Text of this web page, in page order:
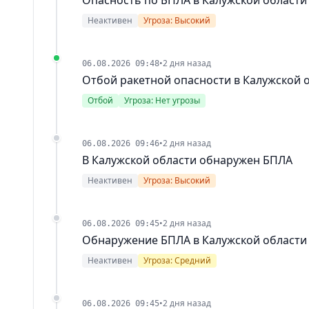
Неактивен Угроза: Высокий
06.08.2026 09:48•2 дня назад
Отбой ракетной опасности в Калужской
Отбой Угроза: Нет угрозы
06.08.2026 09:46•2 дня назад
В Калужской области обнаружен БПЛА
Неактивен Угроза: Высокий
06.08.2026 09:45•2 дня назад
Обнаружение БПЛА в Калужской области
Неактивен Угроза: Средний
06.08.2026 09:45•2 дня назад